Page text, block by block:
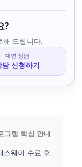
?
해 드립니다.
대면 상담
담 신청하기
램 핵심 안내
스웨이 수료 후